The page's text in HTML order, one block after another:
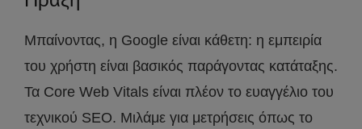
Μπαίνοντας, η Google είναι κάθετη: η εμπειρία
του χρήστη είναι βασικός παράγοντας κατάταξης.
Τα Core Web Vitals είναι πλέον το ευαγγέλιο του
τεχνικού SEO. Μιλάμε για μετρήσεις όπως το